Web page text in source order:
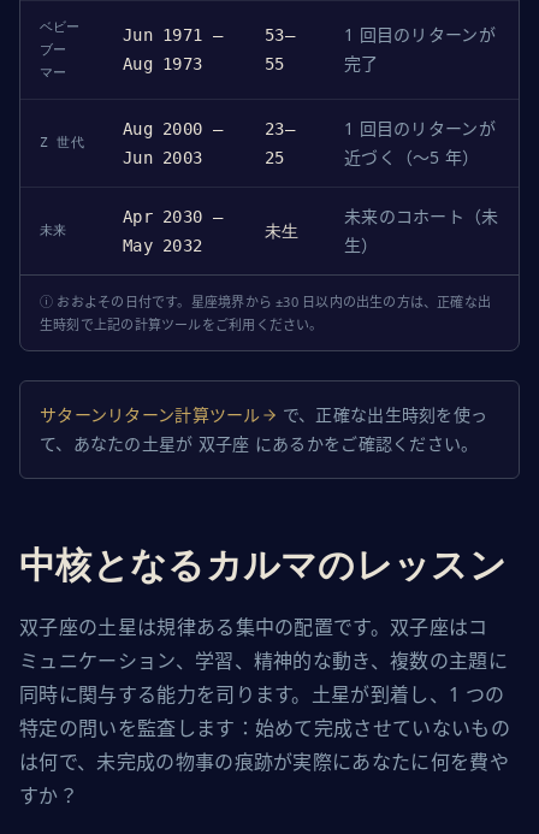
ベビー
ブー
マー
Jun 1971 –
Aug 1973
53–
55
1 回目のリターンが
完了
Z 世代
Aug 2000 –
Jun 2003
23–
25
1 回目のリターンが
近づく（〜5 年）
未来
Apr 2030 –
May 2032
未生
未来のコホート（未
生）
ⓘ おおよその日付です。星座境界から ±30 日以内の出生の方は、正確な出
生時刻で上記の計算ツールをご利用ください。
サターンリターン計算ツール
で、正確な出生時刻を使っ
て、あなたの土星が 双子座 にあるかをご確認ください。
中核となるカルマのレッスン
双子座の土星は規律ある集中の配置です。双子座はコ
ミュニケーション、学習、精神的な動き、複数の主題に
同時に関与する能力を司ります。土星が到着し、1 つの
特定の問いを監査します：始めて完成させていないもの
は何で、未完成の物事の痕跡が実際にあなたに何を費や
すか？